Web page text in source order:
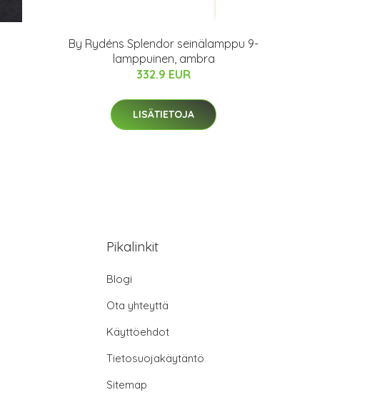
By Rydéns Splendor seinälamppu 9-
lamppuinen, ambra
332.9 EUR
LISÄTIETOJA
Pikalinkit
Blogi
Ota yhteyttä
Käyttöehdot
Tietosuojakäytäntö
Sitemap